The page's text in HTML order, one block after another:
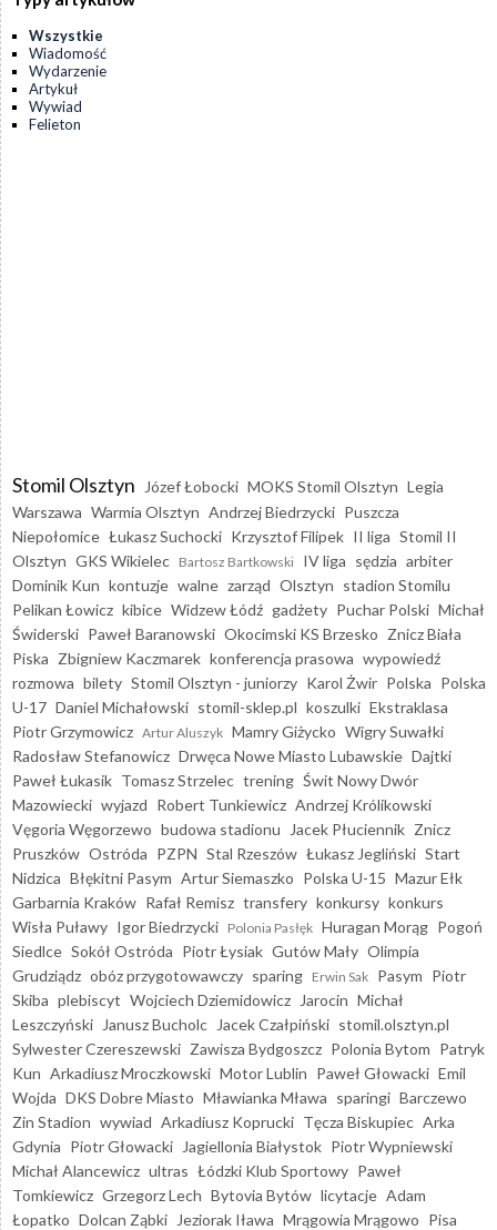
Wszystkie
Wiadomość
Wydarzenie
Artykuł
Wywiad
Felieton
Stomil Olsztyn Józef Łobocki MOKS Stomil Olsztyn Legia
Warszawa Warmia Olsztyn Andrzej Biedrzycki Puszcza
Niepołomice Łukasz Suchocki Krzysztof Filipek II liga Stomil II
Olsztyn GKS Wikielec Bartosz Bartkowski IV liga sędzia arbiter
Dominik Kun kontuzje walne zarząd Olsztyn stadion Stomilu
Pelikan Łowicz kibice Widzew Łódź gadżety Puchar Polski Michał
Świderski Paweł Baranowski Okocimski KS Brzesko Znicz Biała
Piska Zbigniew Kaczmarek konferencja prasowa wypowiedź
rozmowa bilety Stomil Olsztyn - juniorzy Karol Żwir Polska Polska
U-17 Daniel Michałowski stomil-sklep.pl koszulki Ekstraklasa
Piotr Grzymowicz Artur Aluszyk Mamry Giżycko Wigry Suwałki
Radosław Stefanowicz Drwęca Nowe Miasto Lubawskie Dajtki
Paweł Łukasik Tomasz Strzelec trening Świt Nowy Dwór
Mazowiecki wyjazd Robert Tunkiewicz Andrzej Królikowski
Vęgoria Węgorzewo budowa stadionu Jacek Płuciennik Znicz
Pruszków Ostróda PZPN Stal Rzeszów Łukasz Jegliński Start
Nidzica Błękitni Pasym Artur Siemaszko Polska U-15 Mazur Ełk
Garbarnia Kraków Rafał Remisz transfery konkursy konkurs
Wisła Puławy Igor Biedrzycki Polonia Pasłęk Huragan Morąg Pogoń
Siedlce Sokół Ostróda Piotr Łysiak Gutów Mały Olimpia
Grudziądz obóz przygotowawczy sparing Erwin Sak Pasym Piotr
Skiba plebiscyt Wojciech Dziemidowicz Jarocin Michał
Leszczyński
Janusz Bucholc Jacek Czałpiński stomil.olsztyn.pl
Sylwester Czereszewski Zawisza Bydgoszcz Polonia Bytom Patryk
Kun Arkadiusz Mroczkowski Motor Lublin Paweł Głowacki Emil
Wojda DKS Dobre Miasto Mławianka Mława sparingi Barczewo
Zin Stadion wywiad Arkadiusz Koprucki Tęcza Biskupiec Arka
Gdynia Piotr Głowacki Jagiellonia Białystok Piotr Wypniewski
Michał Alancewicz ultras Łódzki Klub Sportowy Paweł
Tomkiewicz Grzegorz Lech Bytovia Bytów licytacje Adam
Łopatko Dolcan Ząbki Jeziorak Iława Mrągowia Mrągowo Pisa